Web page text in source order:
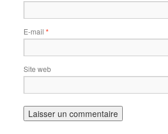
E-mail *
Site web